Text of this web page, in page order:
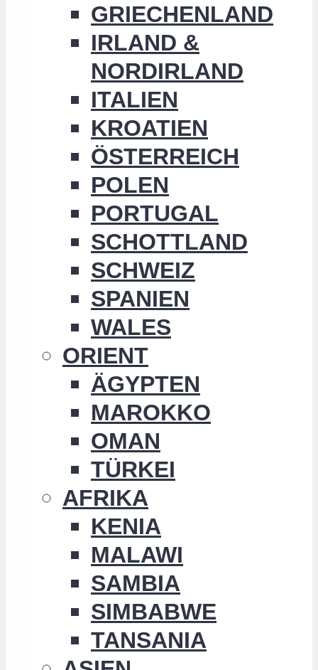
GRIECHENLAND
IRLAND &
NORDIRLAND
ITALIEN
KROATIEN
ÖSTERREICH
POLEN
PORTUGAL
SCHOTTLAND
SCHWEIZ
SPANIEN
WALES
ORIENT
ÄGYPTEN
MAROKKO
OMAN
TÜRKEI
AFRIKA
KENIA
MALAWI
SAMBIA
SIMBABWE
TANSANIA